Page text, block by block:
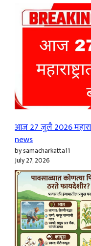
आज 27 जुलै 2026
news
by samacharkatta11
July 27, 2026